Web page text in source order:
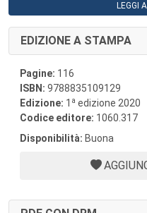
LEGGI
EDIZIONE A STAMPA
Pagine: 116
ISBN: 9788835109129
Edizione: 1 a edizione 2020
Codice editore: 1060.317
Disponibilità: Buona